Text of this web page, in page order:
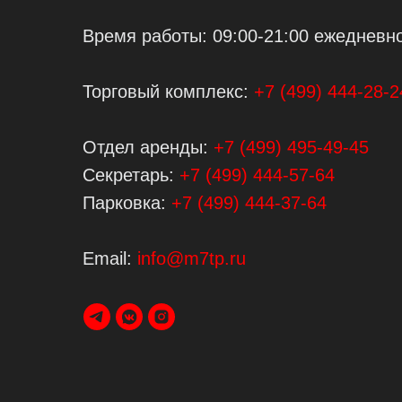
Время работы: 09:00-21:00
Торговый комплекс: +7 (499) 444-28-
Отдел аренды: +7 (499) 495-49-45
Секретарь: +7 (499) 444-57-64
Парковка: +7 (499) 444-37-64
Email: info@m7tp.ru